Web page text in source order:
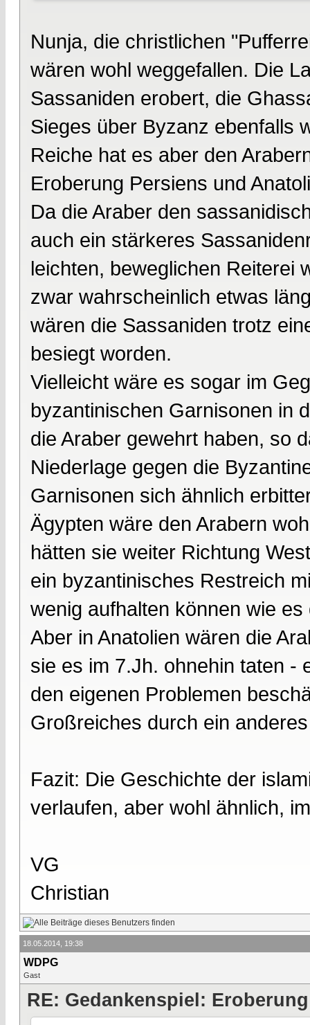
Nunja, die christlichen
wären wohl weggefallen. Die
Sassaniden erobert, die
Sieges über Byzanz ebenfalls
Reiche hat es aber den
Eroberung Persiens und
Da die Araber den
auch ein stärkeres
leichten, beweglichen Reiterei
zwar wahrscheinlich etwas
wären die Sassaniden trotz
besiegt worden.
Vielleicht wäre es sogar im
byzantinischen Garnisonen in
die Araber gewehrt haben, so
Niederlage gegen die
Garnisonen sich ähnlich
Ägypten wäre den Arabern
hätten sie weiter Richtung
ein byzantinisches Restreich
wenig aufhalten können wie
Aber in Anatolien wären die
sie es im 7.Jh. ohnehin taten -
den eigenen Problemen
Großreiches durch ein
Fazit: Die Geschichte der
verlaufen, aber wohl ähnlich,
VG
Christian
18.05.2014, 19:38
WDPG
Gast
RE: Gedankenspiel: